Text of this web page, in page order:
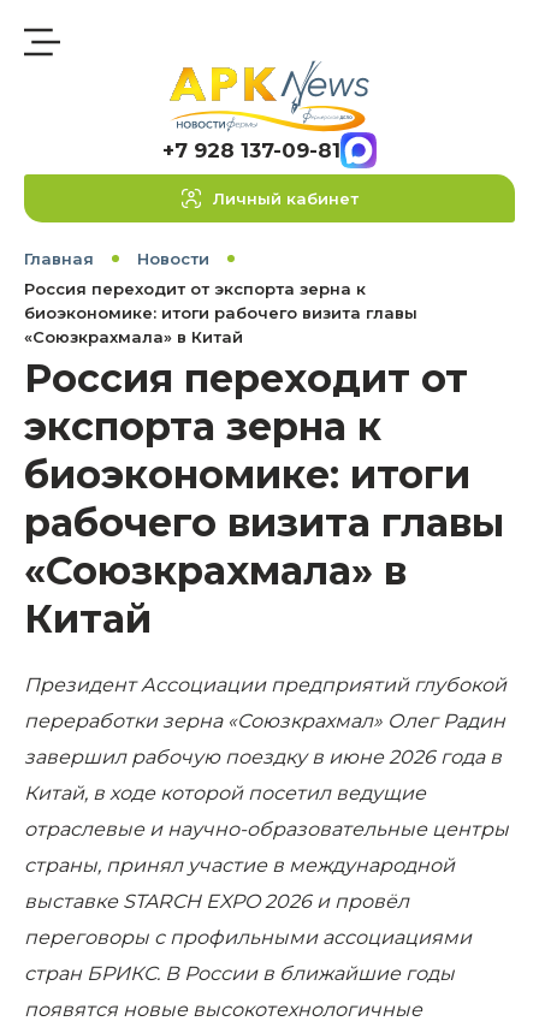
+7 928 137-09-81
Личный кабинет
Главная
Новости
Россия переходит от экспорта зерна к
биоэкономике: итоги рабочего визита главы
«Союзкрахмала» в Китай
Россия переходит от
экспорта зерна к
биоэкономике: итоги
рабочего визита главы
«Союзкрахмала» в
Китай
Президент Ассоциации предприятий глубокой
переработки зерна «Союзкрахмал» Олег Радин
завершил рабочую поездку в июне 2026 года в
Китай, в ходе которой посетил ведущие
отраслевые и научно-образовательные центры
страны, принял участие в международной
выставке STARCH EXPO 2026 и провёл
переговоры с профильными ассоциациями
стран БРИКС. В России в ближайшие годы
появятся новые высокотехнологичные